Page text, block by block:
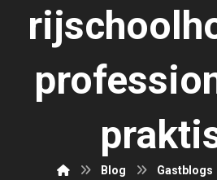
Blog Gastblogs